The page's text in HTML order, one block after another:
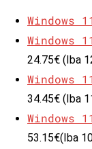
Windows
Windows
24.75€ (Iba
Windows
34.45€ (Iba
Windows
53.15€(Iba